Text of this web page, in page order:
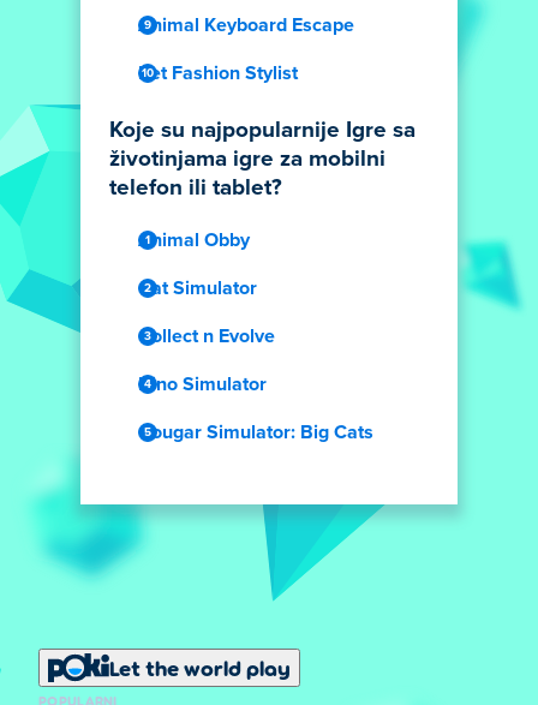
Animal Keyboard Escape
Pet Fashion Stylist
Koje su najpopularnije Igre sa
životinjama igre za mobilni
telefon ili tablet?
Animal Obby
Cat Simulator
Collect n Evolve
Dino Simulator
Cougar Simulator: Big Cats
Let the world play
POPULARNI